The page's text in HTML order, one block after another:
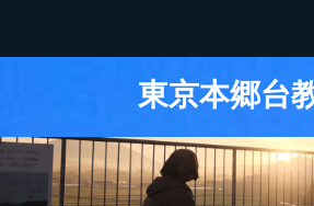
東京本郷台